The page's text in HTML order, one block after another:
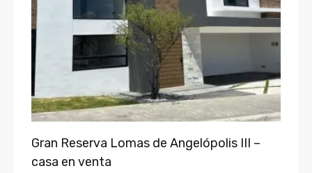
Gran Reserva Lomas de Angelópolis III –
casa en venta